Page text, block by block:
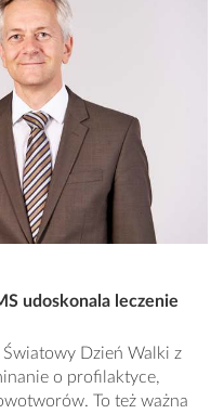
udoskonala leczenie
Dzień Walki z
o profilaktyce,
To też ważna